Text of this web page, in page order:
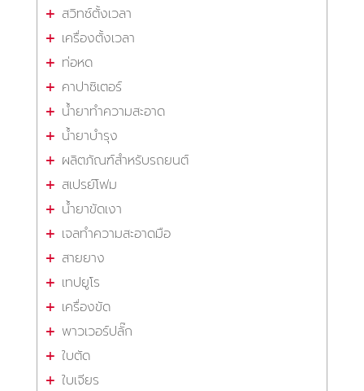
สวิทซ์ตั้งเวลา
เครื่องตั้งเวลา
ท่อหด
คาปาซิเตอร์
น้ำยาทำความสะอาด
น้ำยาบำรุง
ผลิตภัณฑ์สำหรับรถยนต์
สเปรย์โฟม
น้ำยาขัดเงา
เจลทำความสะอาดมือ
สายยาง
เทปยูโร
เครื่องขัด
พาวเวอร์ปลั๊ก
ใบตัด
ใบเจียร